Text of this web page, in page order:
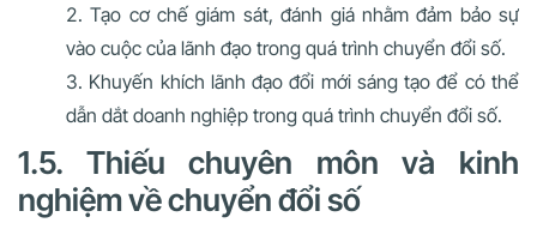
Tạo cơ chế giám sát, đánh giá nhằm đảm bảo sự
vào cuộc của lãnh đạo trong quá trình chuyển đổi số.
Khuyến khích lãnh đạo đổi mới sáng tạo để có thể
dẫn dắt doanh nghiệp trong quá trình chuyển đổi số.
1.5. Thiếu chuyên môn và kinh
nghiệm về chuyển đổi số